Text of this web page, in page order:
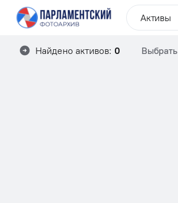
Активы
Найдено активов: 0